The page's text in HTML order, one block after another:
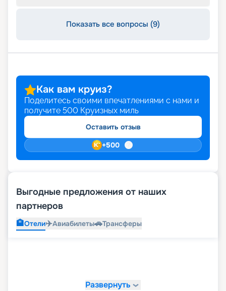
Показать все вопросы (9)
Как вам круиз?
Поделитесь своими впечатлениями с нами и
получите 500 Круизных миль
Оставить отзыв
+500
Выгодные предложения от наших
партнеров
🏨Отели✈️Авиабилеты🚗Трансферы
Развернуть